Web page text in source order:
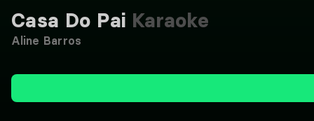
Casa Do Pai Karaoke
Aline Barros